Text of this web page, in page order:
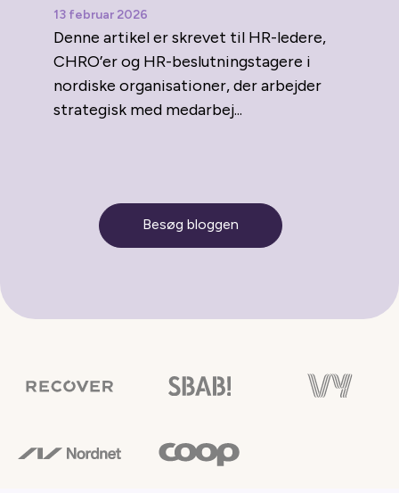
13 februar 2026
Denne artikel er skrevet til HR-ledere,
CHRO’er og HR-beslutningstagere i
nordiske organisationer, der arbejder
strategisk med medarbej...
Besøg bloggen